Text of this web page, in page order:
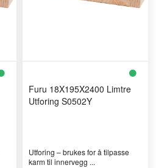
Furu 18X195X2400 Limtre
Utforing S0502Y
Utforing – brukes for å tilpasse
karm til innervegg ...